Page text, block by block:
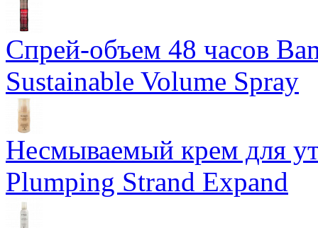
Спрей-объем 48 часов
Sustainable Volume Spray
Несмываемый крем для
Plumping Strand Expand